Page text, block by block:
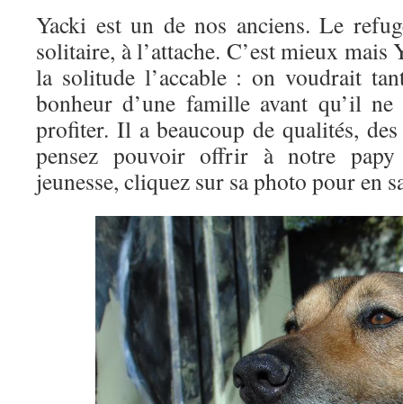
Yacki est un de nos anciens. Le
solitaire, à l’attache. C’est mieux mais
la solitude l’accable : on voudrait
bonheur d’une famille avant qu’il
profiter. Il a beaucoup de qualités,
pensez pouvoir offrir à notre papy
jeunesse, cliquez sur sa photo pour en